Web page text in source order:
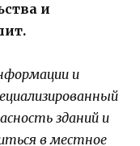
и
и
зданий и
в местное